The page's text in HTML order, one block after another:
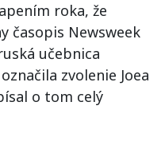
roka, že
časopis Newsweek
učebnica
zvolenie Joea
o tom celý